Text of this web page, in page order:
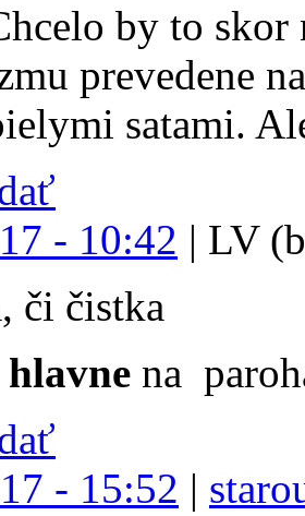
by to
prevedene
satami.
- 10:42 | LV
či čistka
hlavne na
- 15:52 |